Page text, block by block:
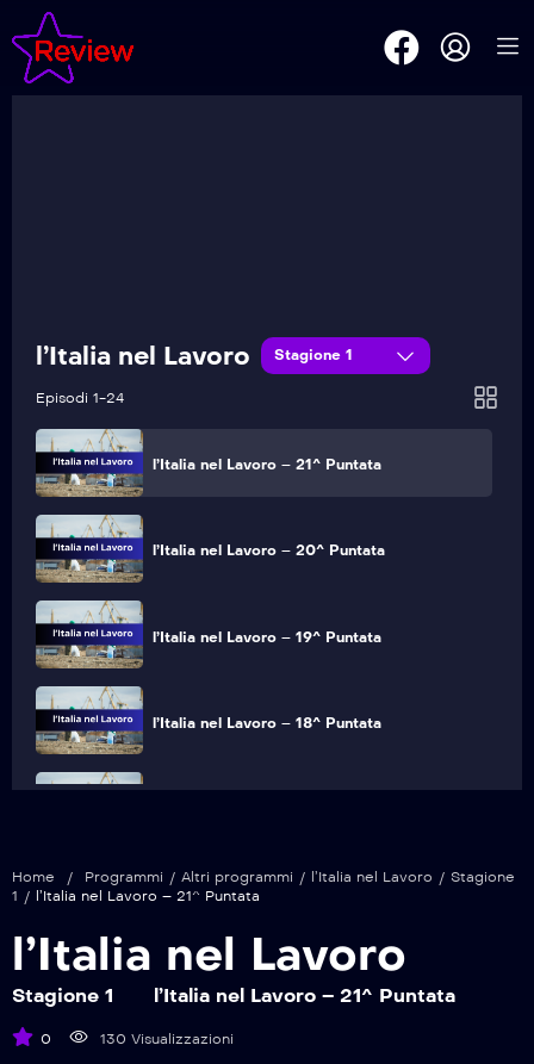
l’Italia nel Lavoro Stagione 1
Episodi 1-24
l’Italia nel Lavoro – 22^ Puntata
l’Italia nel Lavoro – 21^ Puntata
l’Italia nel Lavoro – 20^ Puntata
l’Italia nel Lavoro – 19^ Puntata
l’Italia nel Lavoro – 18^ Puntata
l’Italia nel Lavoro – 16^ Puntata
Home / Programmi / Altri programmi / l’Italia nel Lavoro / Stagione
1 / l’Italia nel Lavoro – 21^ Puntata
l’Italia nel Lavoro
Stagione 1 l’Italia nel Lavoro – 21^ Puntata
0 130 Visualizzazioni